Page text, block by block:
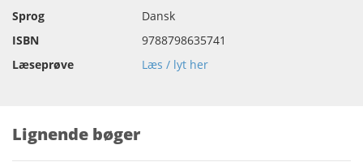
Sprog
Dansk
ISBN
9788798635741
Læseprøve
Læs / lyt her
Lignende bøger